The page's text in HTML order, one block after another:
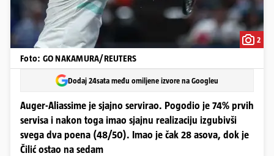
2
Foto: GO NAKAMURA/REUTERS
Dodaj 24sata među omiljene izvore na Googleu
Auger-Aliassime je sjajno servirao. Pogodio je 74% prvih
servisa i nakon toga imao sjajnu realizaciju izgubivši
svega dva poena (48/50). Imao je čak 28 asova, dok je
Čilić ostao na sedam